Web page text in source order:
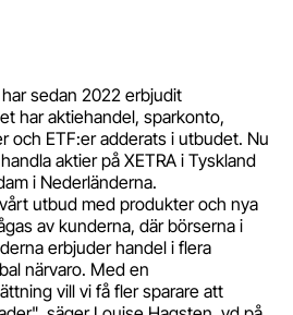
sedan 2022 erbjudit
har aktiehandel, sparkonto,
och ETF:er adderats i utbudet. Nu
aktier på XETRA i Tyskland
i Nederländerna.
utbud med produkter och nya
av kunderna, där börserna i
erbjuder handel i flera
närvaro. Med en
vill vi få fler sparare att